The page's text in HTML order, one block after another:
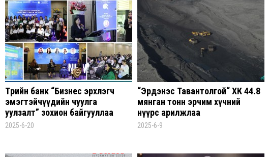
Төрийн банк “Бизнес эрхлэгч
эмэгтэйчүүдийн чуулга
уулзалт” зохион байгууллаа
2025-6-20
“Эрдэнэс Тавантолгой“ ХК 44.8
мянган тонн эрчим хүчний
нүүрс арилжлаа
2025-6-9